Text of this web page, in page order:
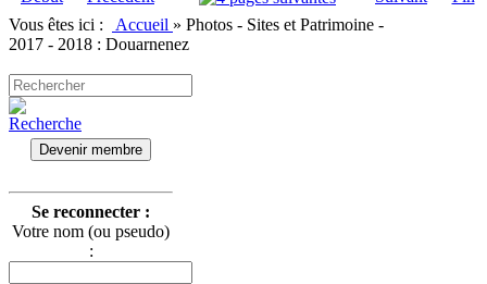
Vous êtes ici : Accueil » Photos - Sites et Patrimoine -
2017 - 2018 : Douarnenez
Devenir membre
Se reconnecter :
Votre nom (ou pseudo)
: